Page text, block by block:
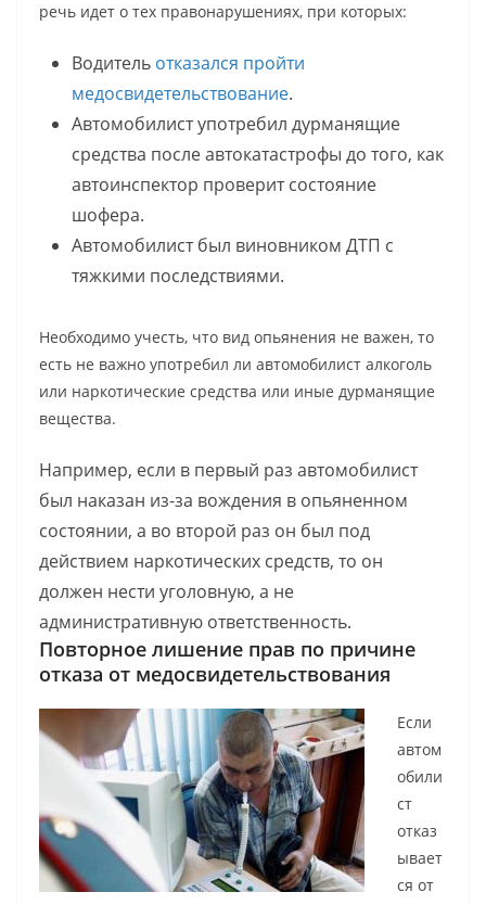
речь идет о тех правонарушениях, при которых:
Водитель отказался пройти
медосвидетельствование.
Автомобилист употребил дурманящие
средства после автокатастрофы до того, как
автоинспектор проверит состояние
шофера.
Автомобилист был виновником ДТП с
тяжкими последствиями.
Необходимо учесть, что вид опьянения не важен, то
есть не важно употребил ли автомобилист алкоголь
или наркотические средства или иные дурманящие
вещества.
Например, если в первый раз автомобилист
был наказан из-за вождения в опьяненном
состоянии, а во второй раз он был под
действием наркотических средств, то он
должен нести уголовную, а не
административную ответственность.
Повторное лишение прав по причине
отказа от медосвидетельствования
Если
автом
обили
ст
отказ
ывает
ся от